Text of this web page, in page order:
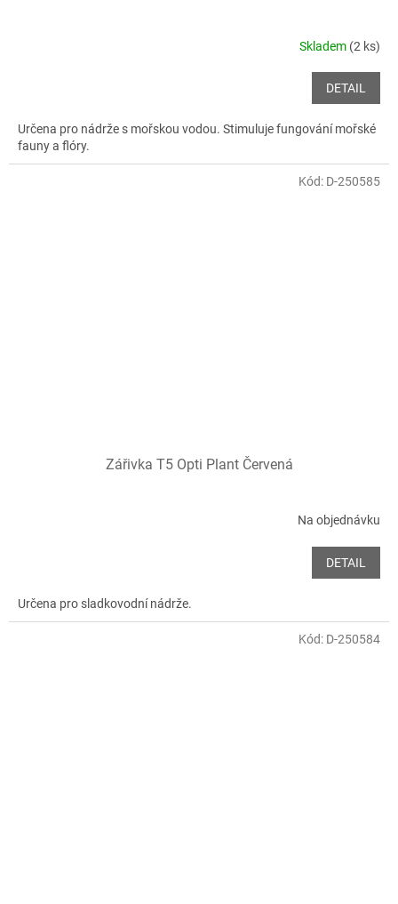
Skladem (2 ks)
DETAIL
Určena pro nádrže s mořskou vodou. Stimuluje fungování mořské
fauny a flóry.
Zářivka T5 Opti Plant Červená
Na objednávku
DETAIL
Určena pro sladkovodní nádrže.
Kód: D-250585
Kód: D-250584